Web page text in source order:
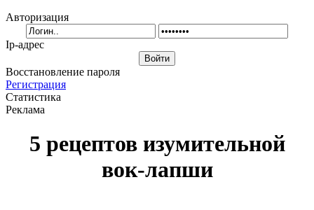
Авторизация
Ip-адрес
Восстановление пароля
Регистрация
Статистика
Реклама
5 рецептов изумительной
вок-лапши